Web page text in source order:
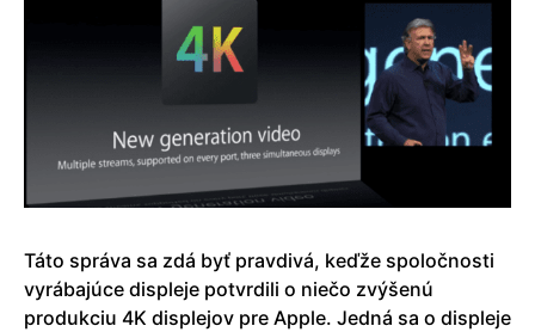
Táto správa sa zdá byť pravdivá, keďže spoločnosti
vyrábajúce displeje potvrdili o niečo zvýšenú
produkciu 4K displejov pre Apple. Jedná sa o displeje